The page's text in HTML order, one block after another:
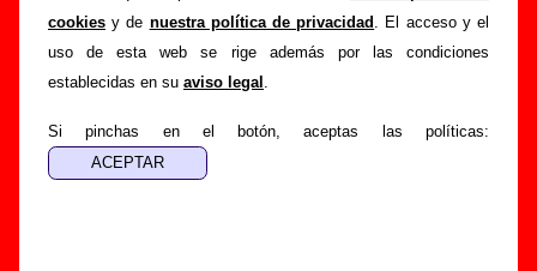
cookies y de nuestra política de privacidad . El acceso y el
uso de esta web se rige además por las condiciones
establecidas en su aviso legal .
Si pinchas en el botón, aceptas las políticas:
Además de su letra, también aparecerá información sobre el
autor o los autores, sobre los discos en los que está incluido
este tema, sobre la grabación del mismo, sobre versiones a
información adicional, puedes ayudar acompletar esta
información.